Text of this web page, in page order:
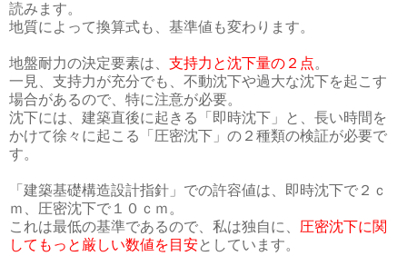
読みます。
地質によって換算式も、基準値も変わります。
地盤耐力の決定要素は、 支持力と沈下量の２点。
一見、支持力が充分でも、不動沈下や過大な沈下を起こす
場合があるので、特に注意が必要。
沈下には、建築直後に起きる「即時沈下」と、長い時間を
かけて徐々に起こる「圧密沈下」の２種類の検証が必要で
す。
「建築基礎構造設計指針」での許容値は、即時沈下で２ｃ
ｍ、圧密沈下で１０ｃｍ。
これは最低の基準であるので、私は独自に、 圧密沈下に関
してもっと厳しい数値を目安としています。